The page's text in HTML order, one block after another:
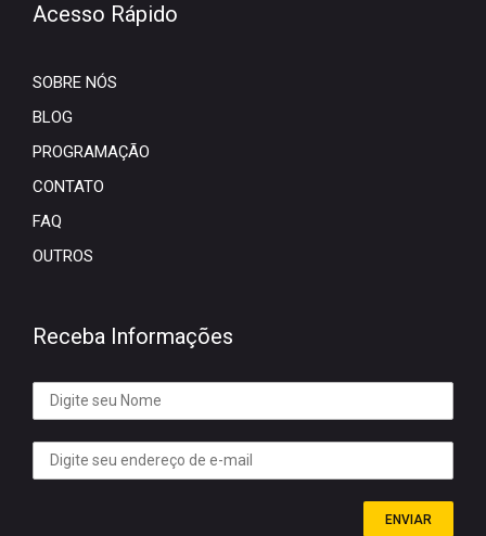
Acesso Rápido
SOBRE NÓS
BLOG
PROGRAMAÇÃO
CONTATO
FAQ
OUTROS
Receba Informações
ENVIAR